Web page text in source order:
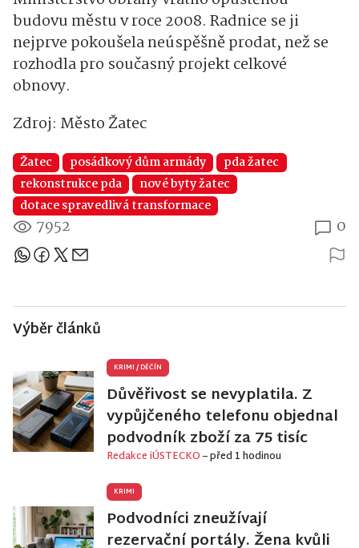
budovu městu v roce 2008. Radnice se ji
nejprve pokoušela neúspěšně prodat, než se
rozhodla pro současný projekt celkové
obnovy.
Zdroj: Město Žatec
Žatec posádkový dům armády
pda žatec
rekonstrukce pda
nové byty žatec
dotace spravedlivá transformace
7952 0
Sdílejte článek
Výběr článků
KRIMI /DĚČÍN
Důvěřivost se nevyplatila. Z
vypůjčeného telefonu objednal
podvodník zboží za 75 tisíc
Redakce iÚSTECKO– před 1 hodinou
KRIMI
Podvodníci zneužívají
rezervační portály. Žena kvůli